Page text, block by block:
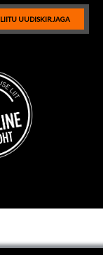
LIITU UUDISKIRJAGA